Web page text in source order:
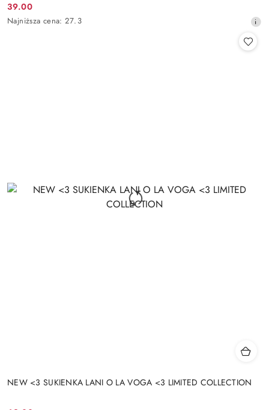
Cena
promocyjna:
39.00
Najniższa
Najniższa cena: 27.3
NEW <3 SUKIENKA LANI O LA VOGA <3 LIMITED COLLECTION